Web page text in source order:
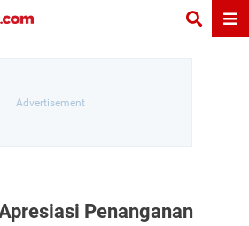
Penanganan